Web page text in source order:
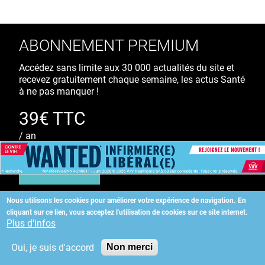
Nous utilisons les cookies pour améliorer votre expérience de navigation. En
cliquant sur ce lien, vous acceptez l'utilisation de cookies sur ce site internet.
Plus d'infos
Oui, je suis d'accord Non merci
ABONNEMENT PREMIUM
Accédez sans limite aux 30 000 actualités du site et
recevez gratuitement chaque semaine, les actus Santé
à ne pas manquer !
39€ TTC
/ an
S'ABONNER
Copyright©2026 ALLIEDHEALTH
KAURIWEB